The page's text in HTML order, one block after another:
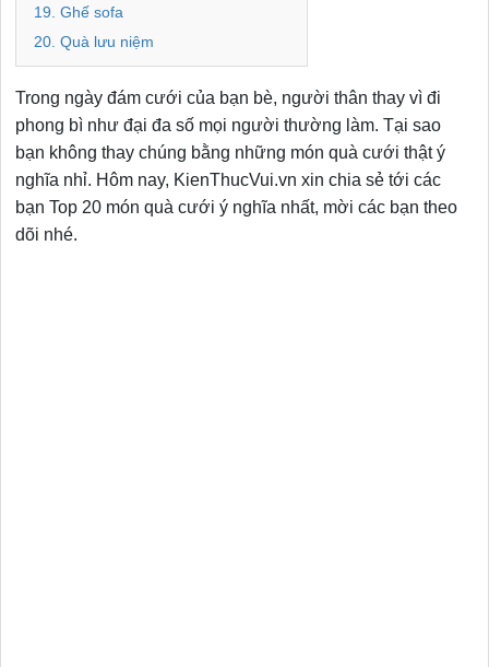
19. Ghế sofa
20. Quà lưu niệm
Trong ngày đám cưới của bạn bè, người thân thay vì đi
phong bì như đại đa số mọi người thường làm. Tại sao
bạn không thay chúng bằng những món quà cưới thật ý
nghĩa nhỉ. Hôm nay, KienThucVui.vn xin chia sẻ tới các
bạn Top 20 món quà cưới ý nghĩa nhất, mời các bạn theo
dõi nhé.